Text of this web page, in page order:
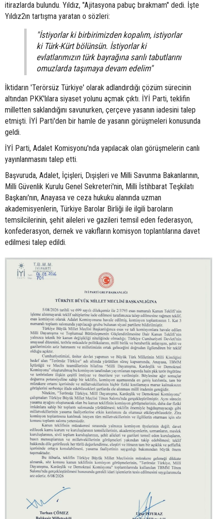
itirazlarda bulundu. Yıldız, "Ajitasyona pabuç bırakmam" dedi. İşte
Yıldız2ın tartışma yaratan o sözleri:
"İstiyorlar ki birbirimizden kopalım, istiyorlar
ki Türk-Kürt bölünsün. İstiyorlar ki
evlatlarımızın türk bayrağına sarılı tabutlarını
omuzlarda taşımaya devam edelim"
İktidarın 'Terörsüz Türkiye' olarak adlandırdığı çözüm sürecinin
altından PKK'lılara siyaset yolunu açmak çıktı. İYİ Parti, teklifin
milletten saklandığını savunurken, çerçeve yasanın iadesini talep
etmişti. İYİ Parti'den bir hamle de yasanın görüşmeleri konusunda
geldi.
İYİ Parti, Adalet Komisyonu'nda yapılacak olan görüşmelerin canlı
yayınlanmasını talep etti.
Başvuruda, Adalet, İçişleri, Dışişleri ve Milli Savunma Bakanlarının,
Milli Güvenlik Kurulu Genel Sekreteri'nin, Milli İstihbarat Teşkilatı
Başkanı'nın, Anayasa ve ceza hukuku alanında uzman
akademisyenlerin, Türkiye Barolar Birliği ile ilgili baroların
temsilcilerinin, şehit aileleri ve gazileri temsil eden federasyon,
konfederasyon, dernek ve vakıfların komisyon toplantılarına davet
edilmesi talep edildi.